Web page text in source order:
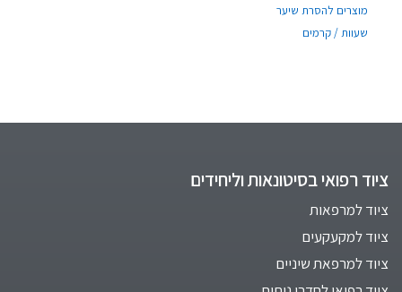
מוצרים להסרת שיער
שעוות / קרמים
ציוד רפואי בסיטונאות וליחידים
ציוד למרפאות
ציוד למקעקעים
ציוד למרפאת שיניים